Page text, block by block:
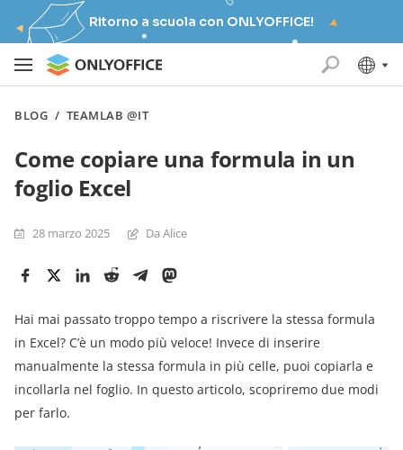
Ritorno a scuola con ONLYOFFICE!
BLOG / TEAMLAB @IT
Come copiare una formula in un
foglio Excel
28 marzo 2025 Da Alice
Hai mai passato troppo tempo a riscrivere la stessa formula
in Excel? C’è un modo più veloce! Invece di inserire
manualmente la stessa formula in più celle, puoi copiarla e
incollarla nel foglio. In questo articolo, scopriremo due modi
per farlo.